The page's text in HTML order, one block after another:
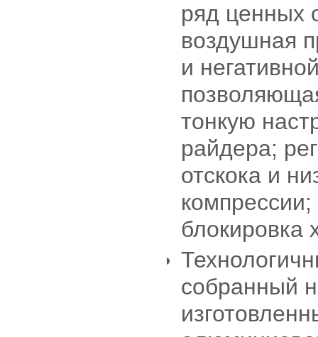
ряд ценных
воздушная
и
тонкую
райдера;
отскока и
блокировка
собранный